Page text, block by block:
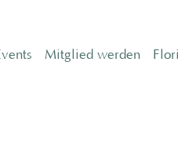
Mitglied werden